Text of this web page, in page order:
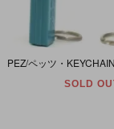
SOLD